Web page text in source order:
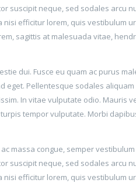
suscipit neque, sed sodales arcu
efficitur lorem, quis vestibulum
sagittis at malesuada vitae,
dui. Fusce eu quam ac purus
Pellentesque sodales
In vitae vulputate odio. Mauris
tempor vulputate. Morbi
massa congue, semper
suscipit neque, sed sodales arcu
efficitur lorem, quis vestibulum